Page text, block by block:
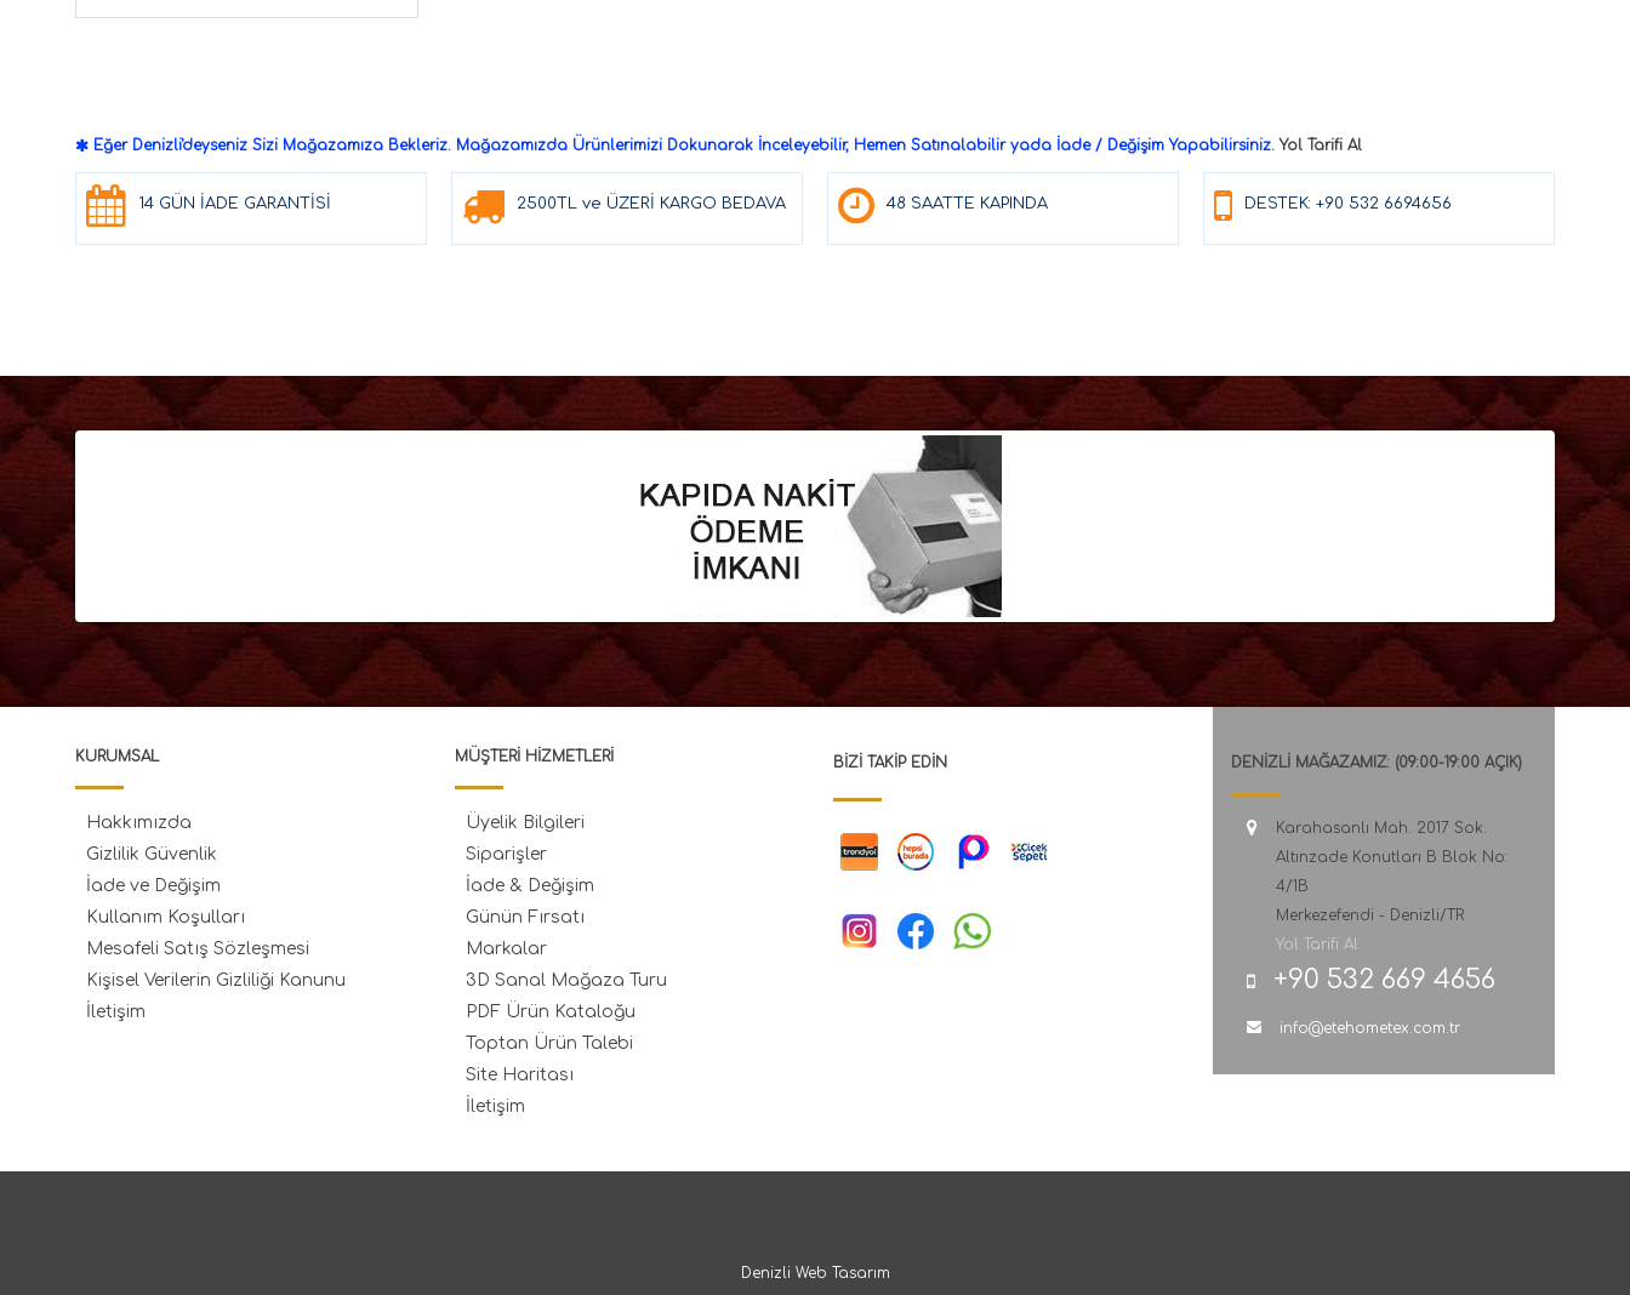
Eğer Denizli'deyseniz Sizi Mağazamıza Bekleriz. Mağazamızda Ürünlerimizi Dokunarak İnceleyebilir, Hemen Satınalabilir yada İade / Değişim Yapabilirsiniz. Yol Tarifi Al
14 GÜN İADE GARANTİSİ 2500TL ve ÜZERİ KARGO BEDAVA 48 SAATTE KAPINDA DESTEK: +90 532 6694656
KURUMSAL
Hakkımızda
Gizlilik Güvenlik
İade ve Değişim
Kullanım Koşulları
Mesafeli Satış Sözleşmesi
Kişisel Verilerin Gizliliği Kanunu
İletişim
MÜŞTERI HIZMETLERI
Üyelik Bilgileri
Siparişler
İade & Değişim
Günün Fırsatı
Markalar
3D Sanal Mağaza Turu
PDF Ürün Kataloğu
Toptan Ürün Talebi
Site Haritası
İletişim
BIZI TAKIP EDIN DENİZLİ MAĞAZAMIZ: (09:00-19:00 AÇIK)
Karahasanlı Mah. 2017 Sok.
Altınzade Konutları B Blok No:
4/1B
Merkezefendi - Denizli/TR
Yol Tarifi Al
+90 532 669 4656
info@etehometex.com.tr
Denizli Web Tasarım